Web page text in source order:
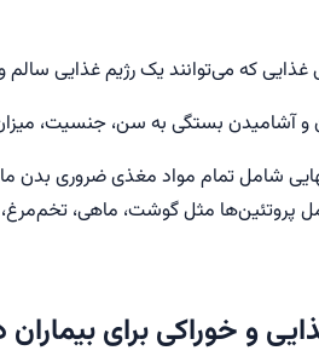
غذایی که می‌توانند یک رژیم غذایی
و آشامیدن بستگی به سن، جنسیت، میزان
شامل تمام مواد مغذی ضروری بدن
پروتئین‌ها مثل گوشت، ماهی، تخم‌مرغ،
و خوراکی برای بیماران